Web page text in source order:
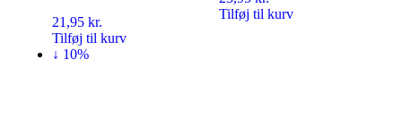
21,95 kr.
Tilføj til kurv
Tilføj til kurv
↓ 10%